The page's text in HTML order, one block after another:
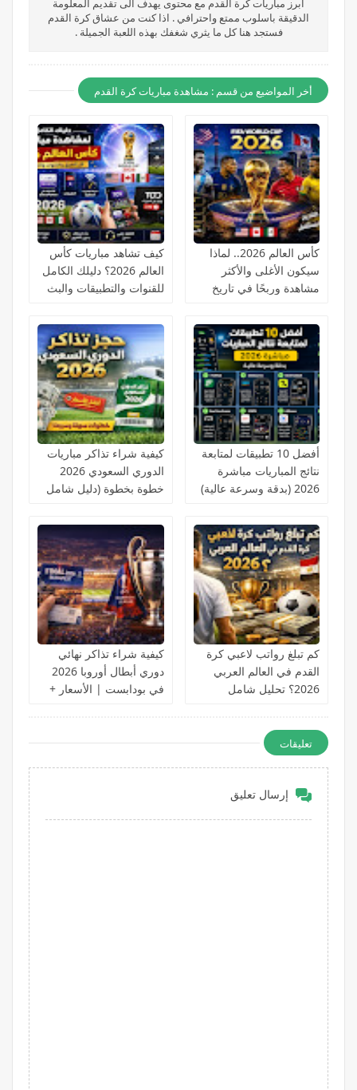
أبرز مباريات كرة القدم مع محتوى يهدف الى تقديم المعلومة
الدقيقة باسلوب ممتع واحترافي . اذا كنت من عشاق كرة القدم
فستجد هنا كل ما يثري شغفك بهذه اللعبة الجميلة .
أخر المواضيع من قسم : مشاهدة مباريات كرة القدم
كأس العالم 2026.. لماذا
سيكون الأغلى والأكثر
مشاهدة وربحًا في تاريخ
كيف تشاهد مباريات كأس
العالم 2026؟ دليلك الكامل
للقنوات والتطبيقات والبث
أفضل 10 تطبيقات لمتابعة
نتائج المباريات مباشرة
2026 (بدقة وسرعة عالية)
كيفية شراء تذاكر مباريات
الدوري السعودي 2026
خطوة بخطوة (دليل شامل
كم تبلغ رواتب لاعبي كرة
القدم في العالم العربي
2026؟ تحليل شامل
كيفية شراء تذاكر نهائي
دوري أبطال أوروبا 2026
في بودابست | الأسعار +
تعليقات
إرسال تعليق